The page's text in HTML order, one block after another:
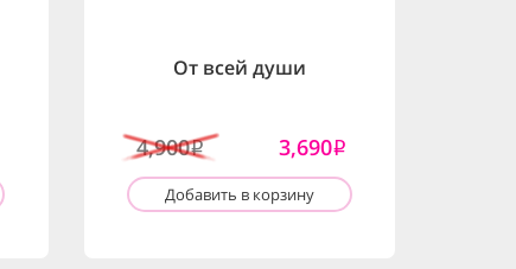
От всей души
4,900i 3,690i
Добавить в корзину